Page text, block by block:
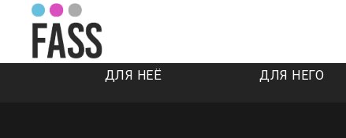
ДЛЯ НЕЁ ДЛЯ НЕГО